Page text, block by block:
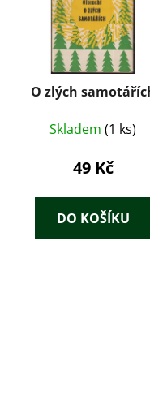
O zlých
Skladem (1 ks)
49 Kč
DO KOŠÍKU